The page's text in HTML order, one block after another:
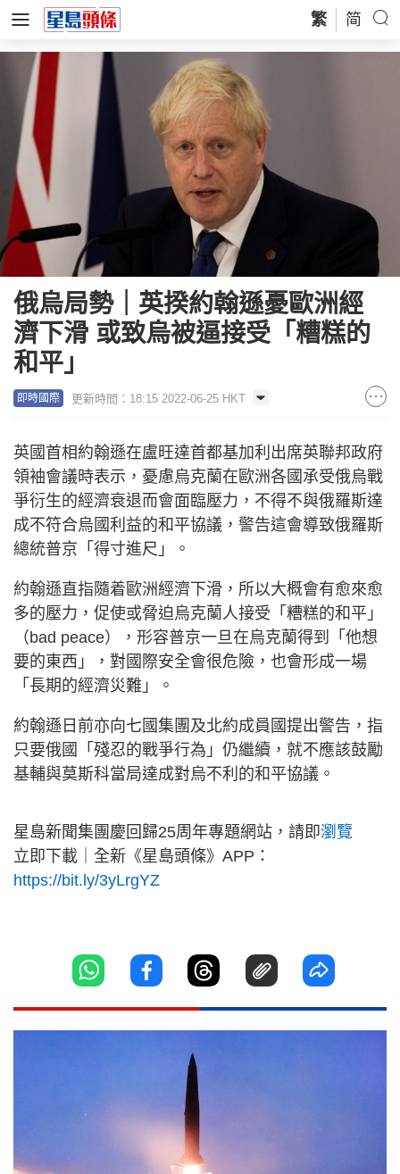
繁 简
俄烏局勢｜英揆約翰遜憂歐洲經
濟下滑 或致烏被逼接受「糟糕的
和平」
即時國際 更新時間：18:15 2022-06-25 HKT
英國首相約翰遜在盧旺達首都基加利出席英聯邦政府
領袖會議時表示，憂慮烏克蘭在歐洲各國承受俄烏戰
爭衍生的經濟衰退而會面臨壓力，不得不與俄羅斯達
成不符合烏國利益的和平協議，警告這會導致俄羅斯
總統普京「得寸進尺」。
約翰遜直指隨着歐洲經濟下滑，所以大概會有愈來愈
多的壓力，促使或脅迫烏克蘭人接受「糟糕的和平」
（bad peace），形容普京一旦在烏克蘭得到「他想
要的東西」，對國際安全會很危險，也會形成一場
「長期的經濟災難」。
約翰遜日前亦向七國集團及北約成員國提出警告，指
只要俄國「殘忍的戰爭行為」仍繼續，就不應該鼓勵
基輔與莫斯科當局達成對烏不利的和平協議。
星島新聞集團慶回歸25周年專題網站，請即瀏覽
立即下載｜全新《星島頭條》APP：
https://bit.ly/3yLrgYZ